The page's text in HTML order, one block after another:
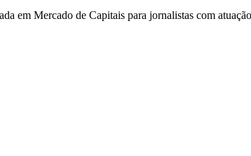
em Mercado de Capitais para jornalistas com